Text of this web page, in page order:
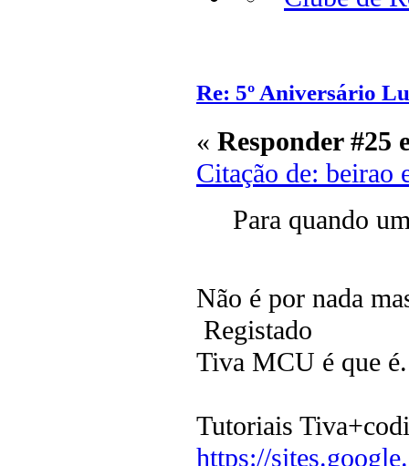
Re: 5º Aniversário
« Responder #25
Citação de: beirao
Para quando
Não é por nada
Registado
Tiva MCU é que é.
Tutoriais
https://